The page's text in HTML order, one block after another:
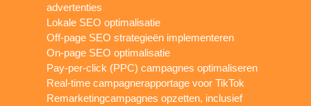
advertenties
Lokale SEO optimalisatie
Off-page SEO strategieën implementeren
On-page SEO optimalisatie
Pay-per-click (PPC) campagnes optimaliseren
Real-time campagnerapportage voor TikTok
Remarketingcampagnes opzetten, inclusief